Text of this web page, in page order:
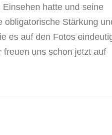
hatte und seine
obligatorische Stärkung
es auf den Fotos
uns schon jetzt auf